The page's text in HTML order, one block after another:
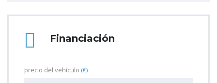
Financiación
precio del vehículo (€)